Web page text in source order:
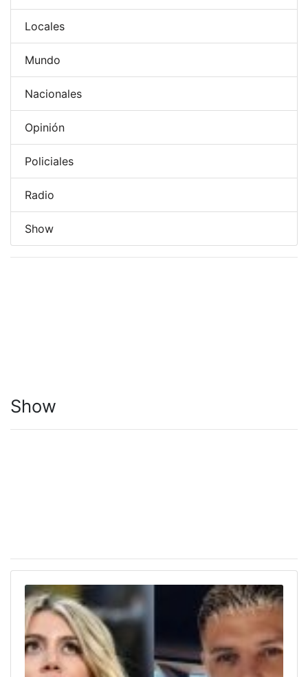
Locales
Mundo
Nacionales
Opinión
Policiales
Radio
Show
Show